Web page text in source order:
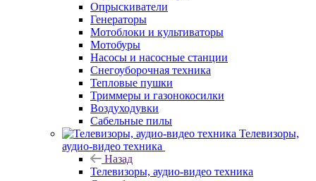
Опрыскиватели
Генераторы
Мотоблоки и культиваторы
Мотобуры
Насосы и насосные станции
Снегоуборочная техника
Тепловые пушки
Триммеры и газонокосилки
Воздуходувки
Сабельные пилы
Телевизоры,
аудио-видео техника
Назад
Телевизоры, аудио-видео техника